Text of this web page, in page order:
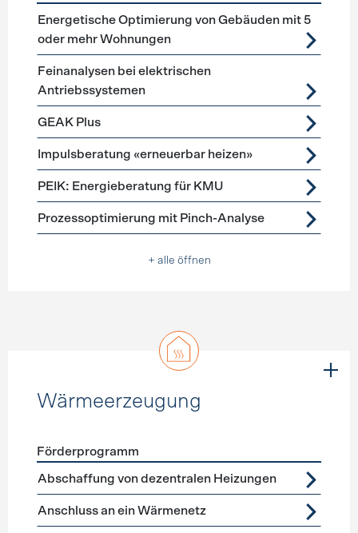
Förderprogramme Beratung
Energetische Optimierung von Gebäuden mit 5
oder mehr Wohnungen
Feinanalysen bei elektrischen
Antriebssystemen
GEAK Plus
Impulsberatung «erneuerbar heizen»
PEIK: Energieberatung für KMU
Prozessoptimierung mit Pinch-Analyse
+ alle öffnen
Wärmeerzeugung
Förderprogramme Wärmeerzeugung
Förderprogramm
Abschaffung von dezentralen Heizungen
Anschluss an ein Wärmenetz